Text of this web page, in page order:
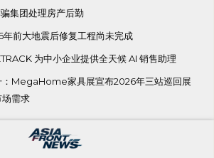
集团处理房产后勤
年前大地震后修复工程尚未完成
为中小企业提供全天候 AI 销售助理
：MegaHome家具展宣布2026年三站巡回展
需求